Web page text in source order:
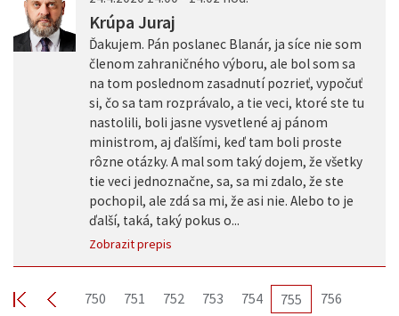
Krúpa Juraj
Ďakujem. Pán poslanec Blanár, ja síce nie som
členom zahraničného výboru, ale bol som sa
na tom poslednom zasadnutí pozrieť, vypočuť
si, čo sa tam rozprávalo, a tie veci, ktoré ste tu
nastolili, boli jasne vysvetlené aj pánom
ministrom, aj ďalšími, keď tam boli proste
rôzne otázky. A mal som taký dojem, že všetky
tie veci jednoznačne, sa, sa mi zdalo, že ste
pochopil, ale zdá sa mi, že asi nie. Alebo to je
ďalší, taká, taký pokus o...
Zobrazit prepis
750 751 752 753 754 755 756